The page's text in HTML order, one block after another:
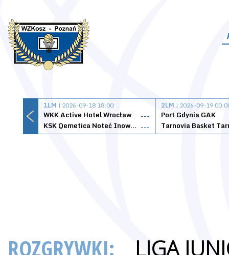
1LM | 2026-09-18 18:00
WKK Active Hotel Wrocław
---
KSK Qemetica Noteć Inowrocław ---
2LM | 2026-09-19
Port Gdynia GAK
ROZGRYWKI: LIGA